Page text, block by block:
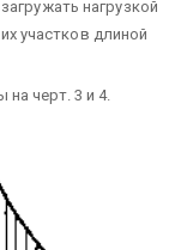
нагрузкой
участков длиной
черт. 3 и 4.